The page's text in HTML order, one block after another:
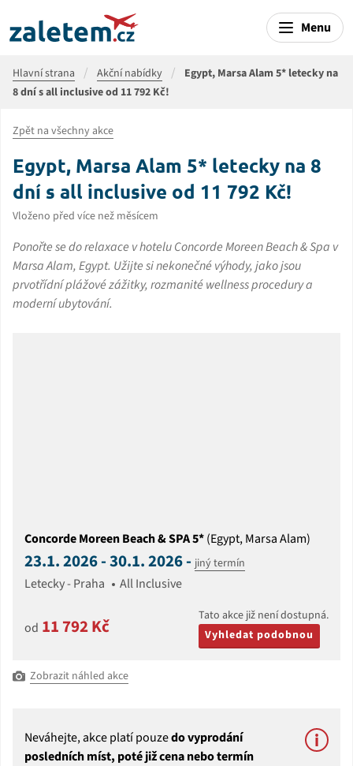
Menu
Hlavní strana Akční nabídky
Egypt, Marsa Alam 5* letecky na
8 dní s all inclusive od 11 792 Kč!
Zpět na všechny akce
Egypt, Marsa Alam 5* letecky na 8
dní s all inclusive od 11 792 Kč!
Vloženo před více než měsícem
Ponořte se do relaxace v hotelu Concorde Moreen Beach & Spa v
Marsa Alam, Egypt. Užijte si nekonečné výhody, jako jsou
prvotřídní plážové zážitky, rozmanité wellness procedury a
moderní ubytování.
Concorde Moreen Beach & SPA 5*(Egypt, Marsa Alam)
23.1. 2026 - 30.1. 2026 - jiný termín
Letecky - Praha All Inclusive
od 11 792 Kč
Tato akce již není dostupná.
Vyhledat podobnou
Zobrazit náhled akce
Neváhejte, akce platí pouzedo vyprodání
posledních míst, poté již cena nebo termín